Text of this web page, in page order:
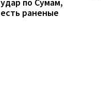
есть раненые